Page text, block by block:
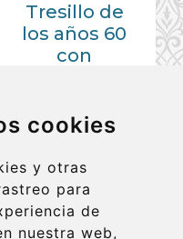
cookies
para
de
nuestra web,
Tresillo de
los años 60
con
- 650€ -